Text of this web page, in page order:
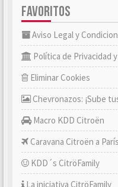
FAVORITOS
Aviso Legal y
Política de Privacidad
Eliminar Cookies
Chevronazos: ¡Sube
Macro KDD Citroën
Caravana Citroën a París
KDD´s CitröFamily
La iniciativa CitröFamily